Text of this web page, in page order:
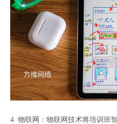
4. 物联网：物联网技术将培训班